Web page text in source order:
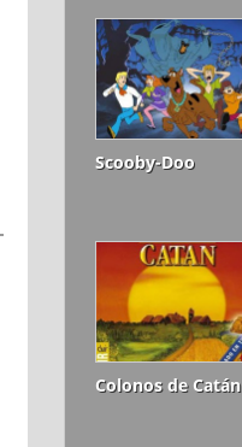
Scooby-Doo
Colonos de Catán